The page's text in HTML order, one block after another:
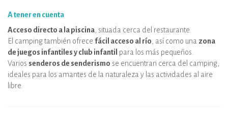
A tener en cuenta
Acceso directo a la piscina , situada cerca del restaurante.
El camping también ofrece fácil acceso al río , así como una zona
de juegos infantiles y club infantil para los más pequeños.
Varios senderos de senderismo se encuentran cerca del camping,
ideales para los amantes de la naturaleza y las actividades al aire
libre.